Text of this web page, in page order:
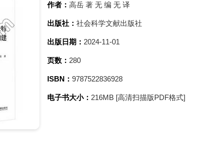
作者： 高岳 著 无 编 无 译
出版社： 社会科学文献出版社
出版日期： 2024-11-01
页数： 280
ISBN： 9787522836928
电子书大小： 216MB [高清扫描版PDF格式]